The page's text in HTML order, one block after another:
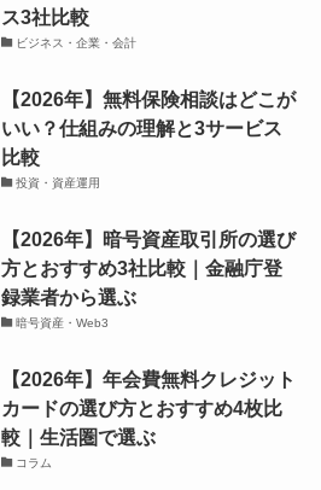
ス3社比較
ビジネス・企業・会計
【2026年】無料保険相談はどこが
いい？仕組みの理解と3サービス
比較
投資・資産運用
【2026年】暗号資産取引所の選び
方とおすすめ3社比較｜金融庁登
録業者から選ぶ
暗号資産・Web3
【2026年】年会費無料クレジット
カードの選び方とおすすめ4枚比
較｜生活圏で選ぶ
コラム